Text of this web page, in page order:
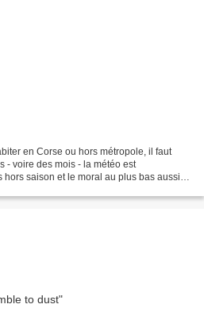
en Corse ou hors métropole, il faut
- voire des mois - la météo est
saison et le moral au plus bas aussi.